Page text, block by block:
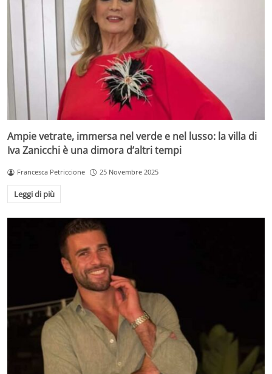
Ampie vetrate, immersa nel verde e nel lusso: la villa di
Iva Zanicchi è una dimora d’altri tempi
Francesca Petriccione 25 Novembre 2025
Leggi di più